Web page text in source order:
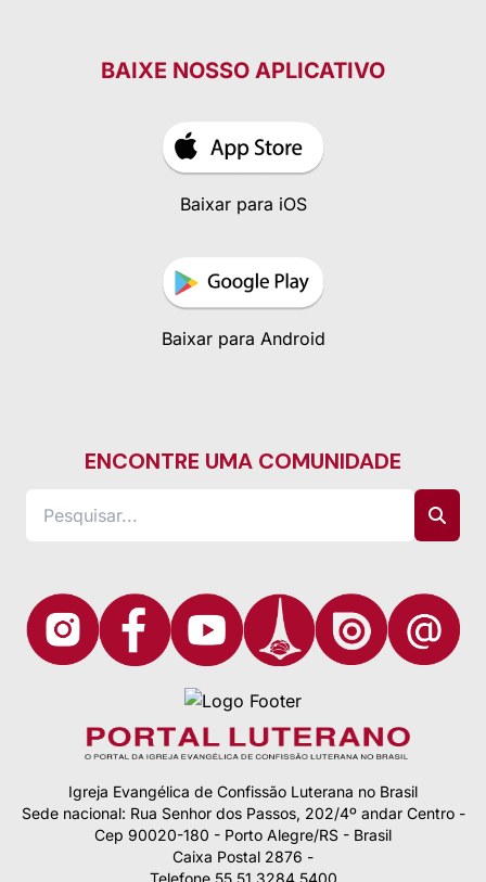
BAIXE NOSSO APLICATIVO
Baixar para iOS
Baixar para Android
ENCONTRE UMA COMUNIDADE
Igreja Evangélica de Confissão Luterana no Brasil
Sede nacional: Rua Senhor dos Passos, 202/4º andar Centro -
Cep 90020-180 - Porto Alegre/RS - Brasil
Caixa Postal 2876 -
Telefone 55 51 3284.5400